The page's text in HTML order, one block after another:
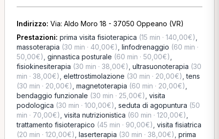
Indirizzo: Via: Aldo Moro 18 - 37050 Oppeano (VR)
Prestazioni: prima visita fisioterapica (15 min · 140,00€)
massoterapia (30 min · 40,00€) linfodrenaggio (60 min ·
50,00€) ginnastica posturale (60 min · 50,00€)
fisiokinesiterapia (30 min · 38,00€) ultrasuonoterapia (30
min · 38,00€) elettrostimolazione (30 min · 20,00€) ,tens
(30 min · 20,00€) magnetoterapia (60 min · 20,00€)
bendaggio funzionale (30 min · 25,00€) visita
podologica (30 min · 100,00€) seduta di agopuntura (50
min · 70,00€) visita nutrizionistica (60 min · 120,00€)
trattamento fisioterapico (45 min · 90,00€) visita fisiatrica
(20 min · 120,00€) laserterapia (30 min · 38,00€) prima